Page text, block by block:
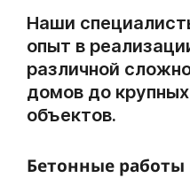
Пресс-центр
Контакты
Наши
опыт в
различной
домов до
объектов.
Бетонные работы